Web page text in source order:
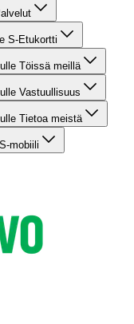
S-Etukortti
Töissä meillä
Vastuullisuus
Tietoa meistä
mobiili